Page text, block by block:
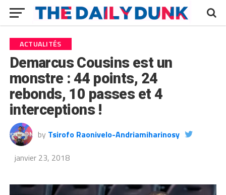
ACTUALITÉS
Demarcus Cousins est un
monstre : 44 points, 24
rebonds, 10 passes et 4
interceptions !
by Tsirofo Raonivelo-Andriamiharinosy
janvier 23, 2018